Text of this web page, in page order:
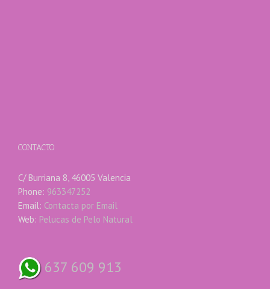
CONTACTO
C/ Burriana 8, 46005 Valencia
Phone: 963347252
Email: Contacta por Email
Web: Pelucas de Pelo Natural
637 609 913